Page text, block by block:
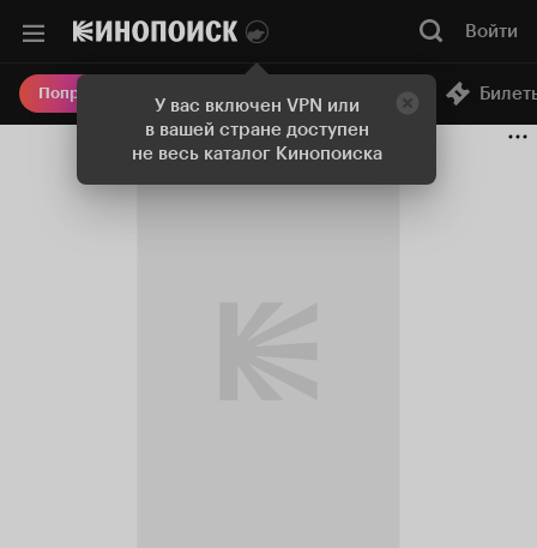
У вас включен VPN или
в вашей стране доступен
не весь каталог Кинопоиска
Войти
Попробовать Плюс Онлайн-кинотеатр